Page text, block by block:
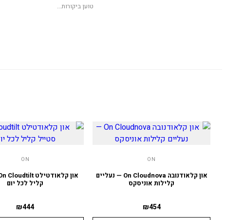
טוען ביקורות...
ON
און קלאודנובה On Cloudnova — נעליים
קלילות אוניסקס
₪454
ON
קליל לכל יום
₪444